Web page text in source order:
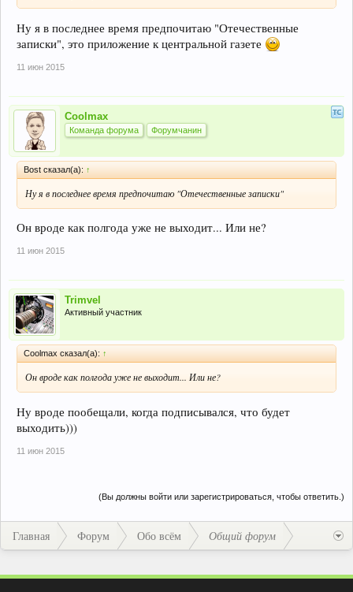
Ну я в последнее время предпочитаю "Отечественные
записки", это приложение к центральной газете
11 июн 2015
Coolmax
Команда форума Форумчанин
Bost сказал(а): ↑
Ну я в последнее время предпочитаю "Отечественные записки"
Он вроде как полгода уже не выходит... Или не?
11 июн 2015
Trimvel
Активный участник
Coolmax сказал(а): ↑
Он вроде как полгода уже не выходит... Или не?
Ну вроде пообещали, когда подписывался, что будет
выходить)))
11 июн 2015
(Вы должны войти или зарегистрироваться, чтобы ответить.)
Главная Форум Обо всём Общий форум